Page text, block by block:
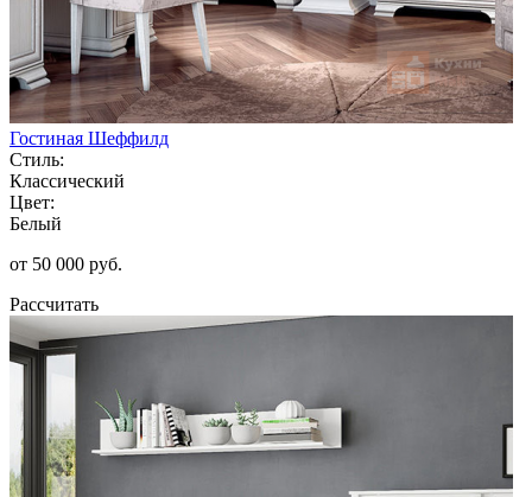
Гостиная Шеффилд
Стиль:
Классический
Цвет:
Белый
от 50 000 руб.
Рассчитать